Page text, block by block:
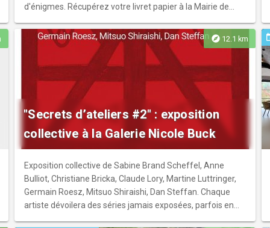
d'énigmes. Récupérez votre livret papier à la Mairie de
sur cette page !
explore 12.1 km
"Secrets d’ateliers #2" : exposition
collective à la Galerie Nicole Buck
Exposition collective de Sabine Brand Scheffel, Anne
Bulliot, Christiane Bricka, Claude Lory, Martine Luttringer,
Germain Roesz, Mitsuo Shiraishi, Dan Steffan. Chaque
artiste dévoilera des séries jamais exposées, parfois en